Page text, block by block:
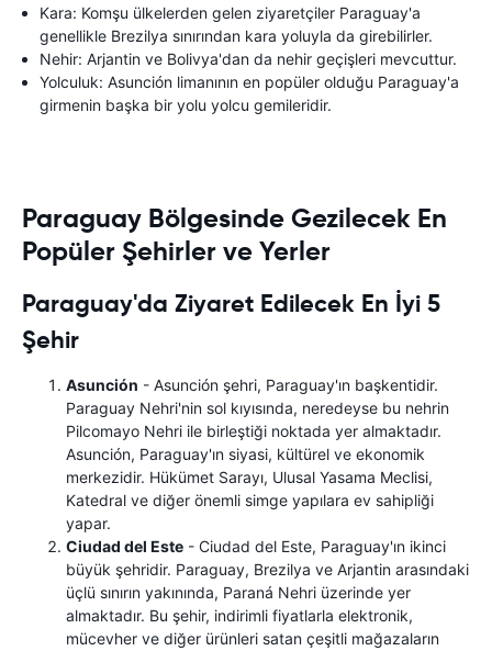
Kara: Komşu ülkelerden gelen ziyaretçiler Paraguay'a
genellikle Brezilya sınırından kara yoluyla da girebilirler.
Nehir: Arjantin ve Bolivya'dan da nehir geçişleri mevcuttur.
Yolculuk: Asunción limanının en popüler olduğu Paraguay'a
girmenin başka bir yolu yolcu gemileridir.
Paraguay Bölgesinde Gezilecek En
Popüler Şehirler ve Yerler
Paraguay'da Ziyaret Edilecek En İyi 5
Şehir
Asunción - Asunción şehri, Paraguay'ın başkentidir.
Paraguay Nehri'nin sol kıyısında, neredeyse bu nehrin
Pilcomayo Nehri ile birleştiği noktada yer almaktadır.
Asunción, Paraguay'ın siyasi, kültürel ve ekonomik
merkezidir. Hükümet Sarayı, Ulusal Yasama Meclisi,
Katedral ve diğer önemli simge yapılara ev sahipliği
yapar.
Ciudad del Este - Ciudad del Este, Paraguay'ın ikinci
büyük şehridir. Paraguay, Brezilya ve Arjantin arasındaki
üçlü sınırın yakınında, Paraná Nehri üzerinde yer
almaktadır. Bu şehir, indirimli fiyatlarla elektronik,
mücevher ve diğer ürünleri satan çeşitli mağazaların